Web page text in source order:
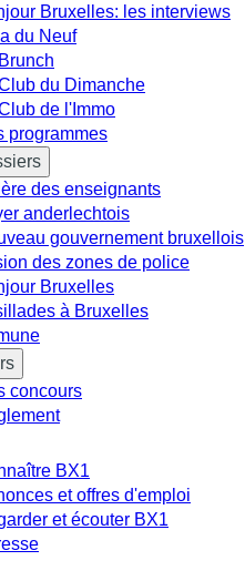
Bruxelles: les interviews
a du Neuf
du Dimanche
de l'Immo
programmes
des enseignants
anderlechtois
gouvernement bruxellois
des zones de police
Bruxelles
à Bruxelles
concours
BX1
et offres d'emploi
et écouter BX1